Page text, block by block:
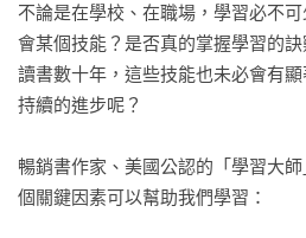
不論是在學校、在職場，學習必不
會某個技能？是否真的掌握學習的
讀書數十年，這些技能也未必會有
持續的進步呢？
暢銷書作家、美國公認的「學習大
個關鍵因素可以幫助我們學習：